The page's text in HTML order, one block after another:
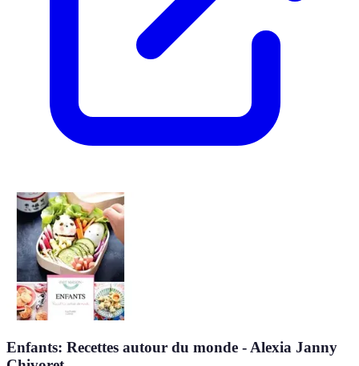
Enfants: Recettes autour du monde - Alexia Janny